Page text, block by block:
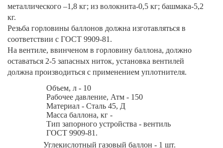
металлического –1,8 кг; из волокнита-0,5 кг; башмака-5,2
кг.
Резьба горловины баллонов должна изготавляться в
соответствии с ГОСТ 9909-81.
На вентиле, ввинченом в горловину баллона, должно
оставаться 2-5 запасных ниток, установка вентилей
должна производиться с применением уплотнителя.
Объем, л - 10
Рабочее давление, Атм - 150
Материал - Сталь 45, Д
Масса баллона, кг -
Тип запорного устройства - вентиль
ГОСТ 9909-81.
Углекислотный газовый баллон - 1 шт.